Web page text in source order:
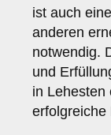
ist auch
anderen
notwendig.
und
in Lehesten
erfolgreiche